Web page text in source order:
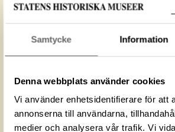
Samtycke Information
Denna webbplats använder cookies
Vi använder enhetsidentifierare för att
annonserna till användarna,
medier och analysera vår trafik. Vi
Förmålsbenämning Fjätter
ID‑nummer
86BA72FD-
Alternativt ID
DIG 55019
LADDA NER MEDIA